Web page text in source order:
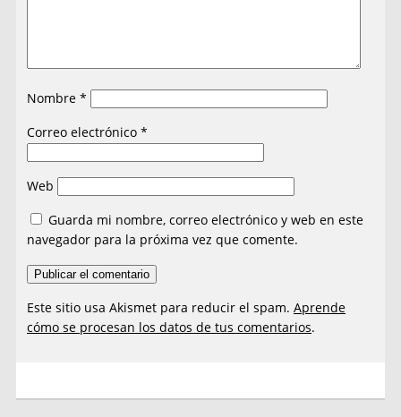
Nombre*
Correo electrónico*
Web
Guarda mi nombre, correo electrónico y web en este
navegador para la próxima vez que comente.
Este sitio usa Akismet para reducir el spam.Aprende
cómo se procesan los datos de tus comentarios.